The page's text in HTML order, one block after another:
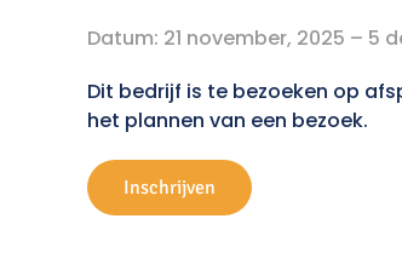
Datum: 21 november, 2025 – 5
Dit bedrijf is te bezoeken op
het plannen van een bezoek.
Inschrijven